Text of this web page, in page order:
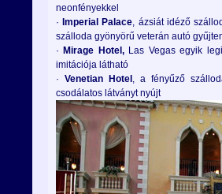
neonfényekkel
· Imperial Palace, ázsiát idéző
szálloda gyönyörű veterán autó
· Mirage Hotel, Las Vegas egyik
imitációja látható
· Venetian Hotel , a fényűző
csodálatos látványt nyújt